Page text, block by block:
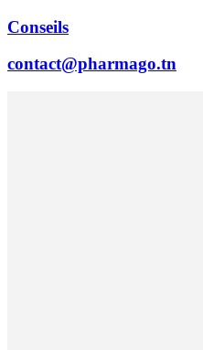
Conseils
contact@pharmago.tn